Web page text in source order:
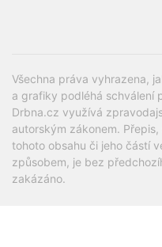
Všechna práva vyhrazena,
a grafiky podléhá schválení
Drbna.cz využívá
autorským zákonem.
tohoto obsahu či jeho částí
způsobem, je bez
zakázáno.